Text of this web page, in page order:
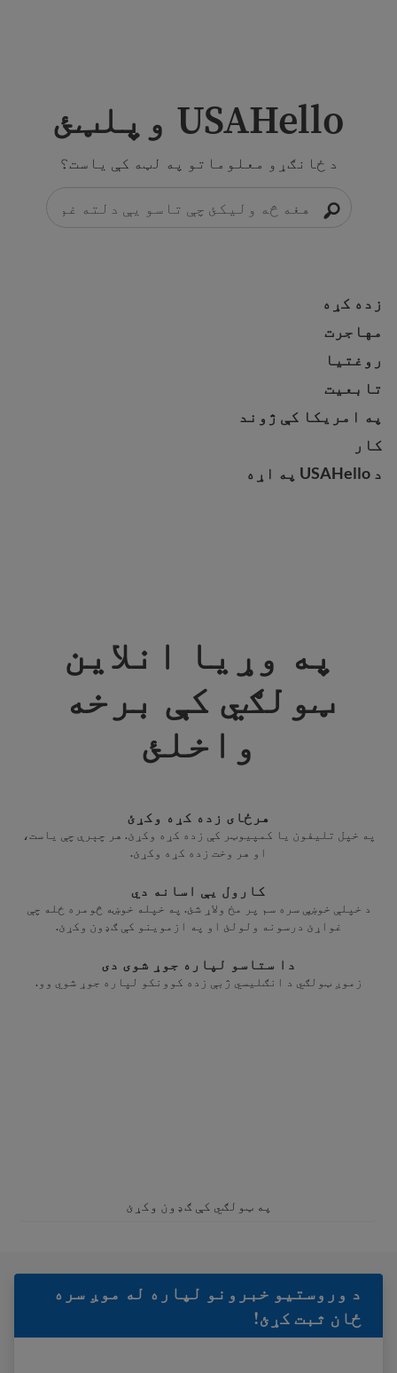
USAHello وپلټئ
د ځانګړو معلوماتو په لټه کې یاست؟
زده کړه
زده کړه
مهاجرت
مهاجرت
روغتیا
روغتیا
تابعیت
تابعیت
په امریکا کې ژوند
په امریکا کې ژوند
کار
کار
د USAHello په اړه
د USAHello په اړه
په وړیا انلاین
ټولګي کې برخه
واخلئ
هرځای زده کړه وکړئ
په خپل تلیفون یا کمپیوټر کې زده کړه وکړئ. هر چېرې چې یاست،
او هر وخت زده کړه وکړئ.
کارول يې اسانه دي
د خپلې خوښې سره سم پر مخ ولاړ شئ. په خپله خوښه څومره ځله چې
غواړئ درسونه ولولئ او په ازموينو کې ګډون وکړئ.
دا ستاسو لپاره جوړ شوی دی
زموږ ټولګي د انګلیسي ژبې زده کوونکو لپاره جوړ شوي وو.
په ټولګي کې ګډون وکړئ
د وروستيو خبرونو لپاره له موږ سره
ځان ثبت کړئ!